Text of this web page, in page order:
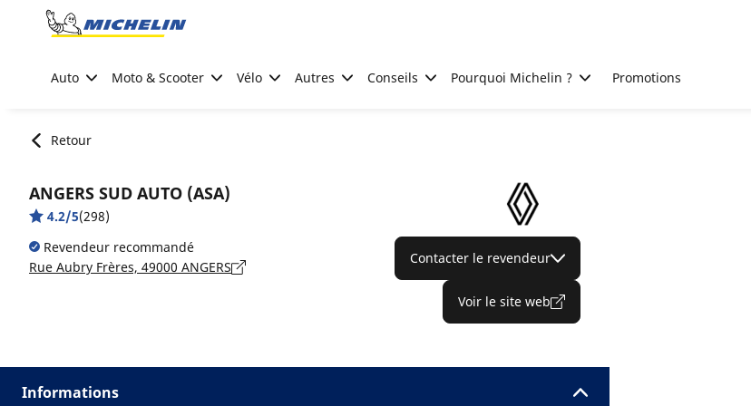
Go to page content
Auto Moto & Scooter Vélo Autres Conseils Pourquoi Michelin ? Promotions
Retour
ANGERS SUD AUTO (ASA)
4.2/5(298)
Revendeur recommandé
Rue Aubry Frères, 49000 ANGERS
Contacter le revendeur
Voir le site web
Informations